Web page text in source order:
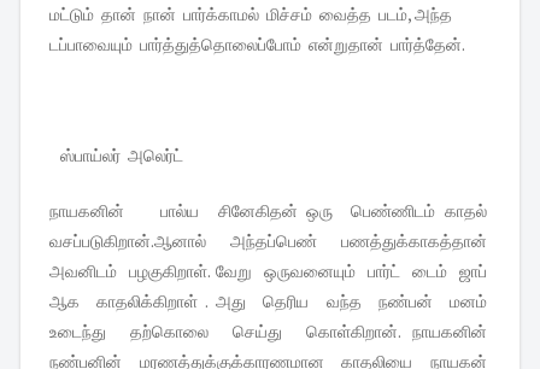
மட்டும் தான் நான் பார்க்காமல் மிச்சம் வைத்த படம், அந்த
டப்பாவையும் பார்த்துத்தொலைப்போம் என்றுதான் பார்த்தேன்.
ஸ்பாய்லர் அலெர்ட்
நாயகனின் பால்ய சினேகிதன் ஒரு பெண்ணிடம் காதல்
வசப்படுகிறான்.ஆனால் அந்தப்பெண் பணத்துக்காகத்தான்
அவனிடம் பழகுகிறாள். வேறு ஒருவனையும் பார்ட் டைம் ஜாப்
ஆக காதலிக்கிறாள் . அது தெரிய வந்த நண்பன் மனம்
உடைந்து தற்கொலை செய்து கொள்கிறான். நாயகனின்
நண்பனின் மரணத்துக்குக்காரணமான காதலியை நாயகன்